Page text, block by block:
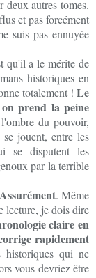
deux autres tomes.
et pas forcément
suis pas ennuyée
qu'il a le mérite de
historiques en
totalement ! Le
prend la peine
du pouvoir,
jouent, entre les
se disputent les
par la terrible
. Même
lecture, je dois dire
claire en
rapidement
historiques qui ne
vous devriez être